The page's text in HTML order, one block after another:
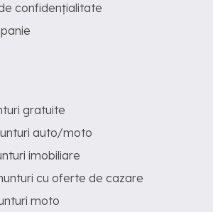
confidențialitate
gratuite
auto/moto
imobiliare
cu oferte de cazare
moto